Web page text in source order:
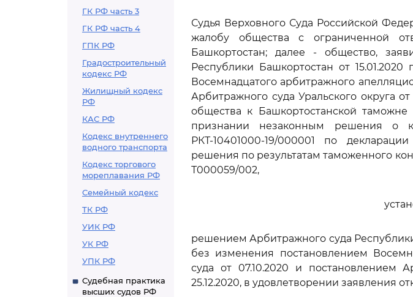
ГК РФ часть 3
ГК РФ часть 4
ГПК РФ
Градостроительный
кодекс РФ
Жилищный кодекс
РФ
КАС РФ
Кодекс внутреннего
водного транспорта
Кодекс торгового
мореплавания РФ
Семейный кодекс
ТК РФ
УИК РФ
УК РФ
УПК РФ
Судебная практика
высших судов РФ
Судья Верховного Суда Российской
жалобу общества с ограниченной
Башкортостан; далее - общество,
Республики Башкортостан от 15.01.2020
Восемнадцатого арбитражного
Арбитражного суда Уральского округа
общества к Башкортостанской
признании незаконным решения о
РКТ-10401000-19/000001 по
решения по результатам таможенного
Т000059/002,
решением Арбитражного суда
без изменения постановлением
суда от 07.10.2020 и постановлением
25.12.2020, в удовлетворении заявления